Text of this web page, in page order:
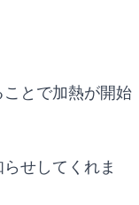
とで加熱が開始
せしてくれま